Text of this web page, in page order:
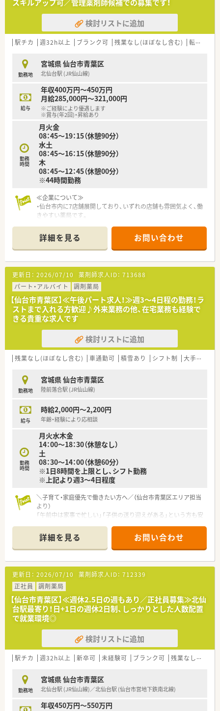
■調剤業界でいち早くM&Aをスタートさせた先駆者的な企業で
あり、今後も新規出店を継続して推進する非常に成長性の高い法
■地域密着型の店舗運営に注力しており、全店舗の2割以上が健
康サポート薬局の認定を取得するなど業界トップクラスの実績
【求人情報について】
■想定年収は400万円から520万円をベースとしており、ご経験
や年齢を最大限に考慮した上で納得いただける給与条件を提示
します。
■昇給は年1回4月に実施され賞与も年2回支給されるほか、エリ
アにより地域手当や資格手当などの各種手当が非常に充実して
いる点が特徴です。
■年間休日は昨年度実績で122日と非常に多く、大手企業ならで
はの手厚い福利厚生制度が整っているため安心して就業いただ
けます。
スキルアップ可／管理薬剤師候補での募集です！
検討リストに追加
駅チカ 週32h以上 ブランク可 残業なし(ほぼなし含む) 転勤なし
勤務地
宮城県 仙台市青葉区
北仙台駅 (JR仙山線)
給与
年収400万円～450万円
月給285,000円～321,000円
※ご経験により優遇します
※賞与(年2回)・昇給あり
勤務
時間
月火金
08：45～19：15（休憩90分）
水土
08：45～16：15（休憩90分）
木
08：45～12：45（休憩00分）
※44時間勤務
≪企業について≫
・仙台市内に7店舗展開しており、いずれの店舗も雰囲気よく、働
きやすい薬局です。
業務内容や仕事に関することはもちろん専門知識も共有したり
相談しあえるなど、安心して従事することができます。
・福利厚生面も充実しています！
制度を利用して産休・復職した社員も既に多数いますが、「制度
はあるけど利用しづらい」等といった雰囲気はまったくありませ
ん。急なお休みやご家庭との両立なども気軽にご相談ください。
・研修制度も充実！
eラーニングを取り入れており、システムの「メディカルナレッ
ジ」の受講費用は会社が負担しています。各種学会 参加費用用
（受講費・交通費・宿泊費/条件あり）も会社負担しているため、ス
キルアップを全面サポートしています。
≪薬局について≫
患者様にとって雰囲気の良い薬局作りを心がけています。
需しており、地域のみなさまへ丁寧な対応を心がけています。
≪就業ポイント≫
・水剤分注機、散剤自動監査システムやタブレットによる電子薬
歴など機材面が充実しています！
能です。
・大手調剤薬局で経験を積み、これからご自身の長所（得意なこ
と）を伸ばしたい方にもオススメです！
詳細を見る お問い合わせ
更新日： 2026/07/10 薬剤師求人ID： 713688
パート・アルバイト
調剤薬局
【仙台市青葉区】≪午後パート求人！≫週3～4日程の勤務！ラ
ストまで入れる方歓迎♪外来業務の他、在宅業務も経験で
きる貴重な求人です
検討リストに追加
残業なし(ほぼなし含む) 車通勤可 積雪あり シフト制 大手チェーン以外
勤務地
宮城県 仙台市青葉区
陸前落合駅 (JR仙山線)
給与
時給2,000円～2,200円
年齢・経験により応相談
勤務
時間
月火水木金
14：00～18：30（休憩なし）
土
08：30～14：00（休憩60分）
※1日8時間を上限とし、シフト勤務
※上記より週3～4日程度
＼子育て・家庭優先で働きたい方へ／（仙台市青葉区エリア担当
より）
「午前中は家事で忙しい」「子供の送り迎えがある」という方も安
ルに合わせたシフト調整が柔軟に相談できます。
【法人特徴について】
■仙台市内に4店舗を展開する法人であり、地域に先駆けて在宅
医療への積極的な取り組みを続けている先駆的な企業です。
■患者様やそのご家族との信頼関係を第一に考えており、服薬状
況の確認だけでなく生活全般をサポートする視点を大切に運営
しています。
■在宅担当と店舗担当がそれぞれの役割を明確に認識しており、
スタッフ全員が笑顔で働ける職場環境づくりを目標として掲げ
ています。
【店舗情報と応需状況について】
■JR仙山線の陸前落合駅から車で15分ほどの場所に位置してお
り、内科や小児科など幅広い科目の処方箋を1日35枚ほど応需し
ています。
加傾向にあり、地域住民の健康を支える重要な役割を担っている
店舗です。
■宮城県第1号の健康サポート薬局として認定を受けており、調
剤のみならず介護用品の販売など痒い所に手が届くサービスを
詳細を見る お問い合わせ
更新日： 2026/07/10 薬剤師求人ID： 712339
正社員
調剤薬局
【仙台市青葉区】≪週休2.5日の週もあり／正社員募集≫北仙
台駅最寄り！日+1日の週休2日制、しっかりとした人数配置
で就業環境◎
検討リストに追加
駅チカ 週32h以上 新卒可 未経験可 ブランク可 残業なし(ほぼなし含む)
勤務地
宮城県 仙台市青葉区
北仙台駅 (JR仙山線)／北仙台駅 (仙台市営地下鉄南北線)
年収450万円～550万円